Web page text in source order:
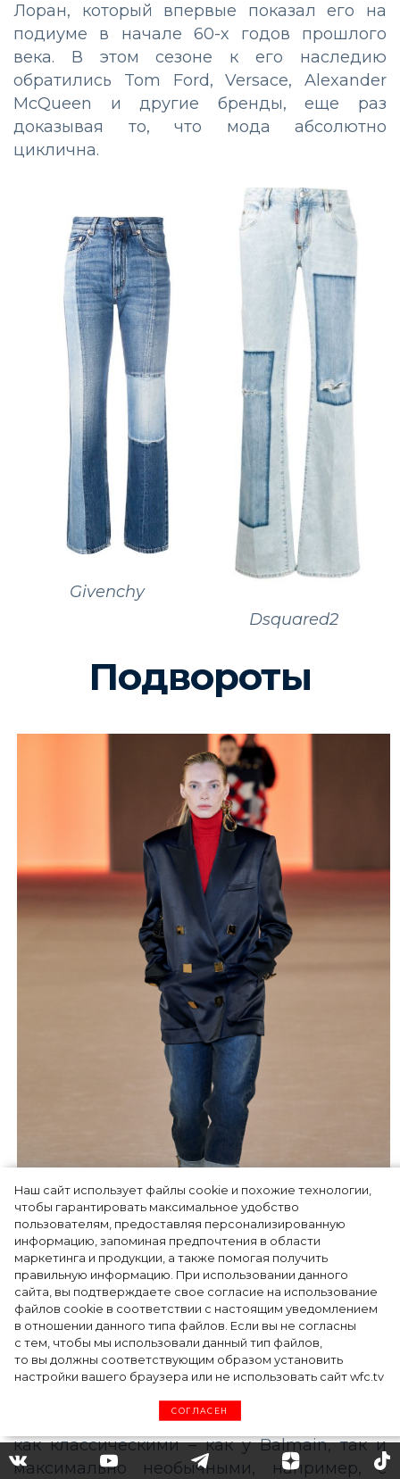
Наш сайт использует файлы cookie и похожие технологии,
чтобы гарантировать максимальное удобство
пользователям, предоставляя персонализированную
информацию, запоминая предпочтения в области
маркетинга и продукции, а также помогая получить
правильную информацию. При использовании данного
сайта, вы подтверждаете свое согласие на использование
файлов cookie в соответствии с настоящим уведомлением
в отношении данного типа файлов. Если вы не согласны
с тем, чтобы мы использовали данный тип файлов,
то вы должны соответствующим образом установить
настройки вашего браузера или не использовать сайт wfc.tv
СОГЛАСЕН
Лоран, который впервые показал его на
подиуме в начале 60-х годов прошлого
века. В этом сезоне к его наследию
обратились Tom Ford, Versace, Alexander
McQueen и другие бренды, еще раз
доказывая то, что мода абсолютно
циклична.
Givenchy
Dsquared2
Подвороты
Balmain, осень-зима 2020-2021
Не самый практичный для холодный
погоды, зато модный тренд этой осени –
джинсы с подворотами, которые могут быть
как классическими – как у Balmain, так и
максимально необычными, например, с